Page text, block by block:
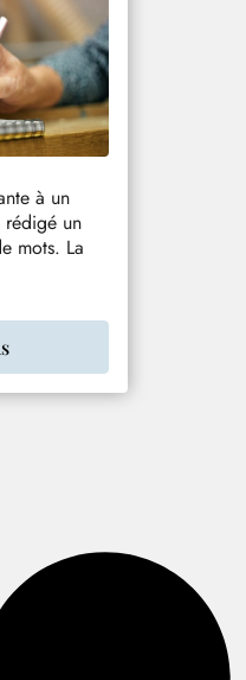
à un
rédigé un
mots. La